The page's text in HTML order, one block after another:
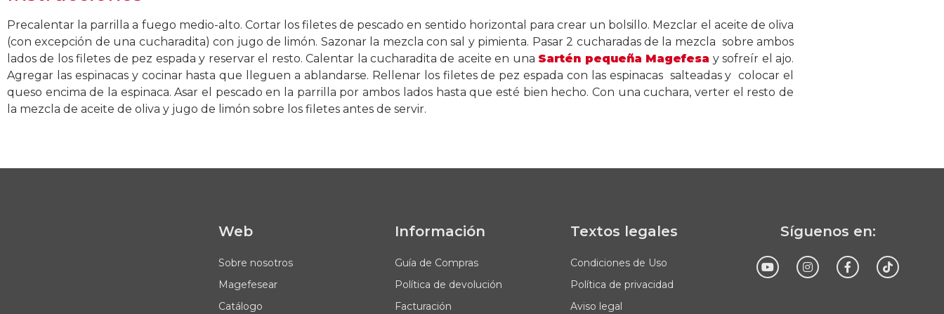
Precalentar la parrilla a fuego medio-alto. Cortar los filetes de pescado en sentido horizontal para crear un bolsillo. Mezclar el aceite de oliva
(con excepción de una cucharadita) con jugo de limón. Sazonar la mezcla con sal y pimienta. Pasar 2 cucharadas de la mezcla sobre ambos
lados de los filetes de pez espada y reservar el resto. Calentar la cucharadita de aceite en una Sartén pequeña Magefesa y sofreír el ajo.
Agregar las espinacas y cocinar hasta que lleguen a ablandarse. Rellenar los filetes de pez espada con las espinacas salteadas y colocar el
queso encima de la espinaca. Asar el pescado en la parrilla por ambos lados hasta que esté bien hecho. Con una cuchara, verter el resto de
la mezcla de aceite de oliva y jugo de limón sobre los filetes antes de servir.
Web
Sobre nosotros
Magefesear
Catálogo
Información
Guía de Compras
Política de devolución
Facturación
Textos legales
Condiciones de Uso
Política de privacidad
Aviso legal
Síguenos en: